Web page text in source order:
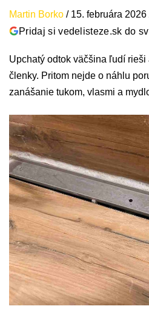
Martin Borko / 15. februára 2026
Pridaj si vedelisteze.sk do
Upchatý odtok väčšina ľudí
členky. Pritom nejde o náhlu
zanášanie tukom, vlasmi a